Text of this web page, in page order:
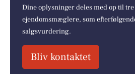
Dine oplysninger deles med op til
ejendomsmæglere, som
salgsvurdering.
Bliv kontaktet